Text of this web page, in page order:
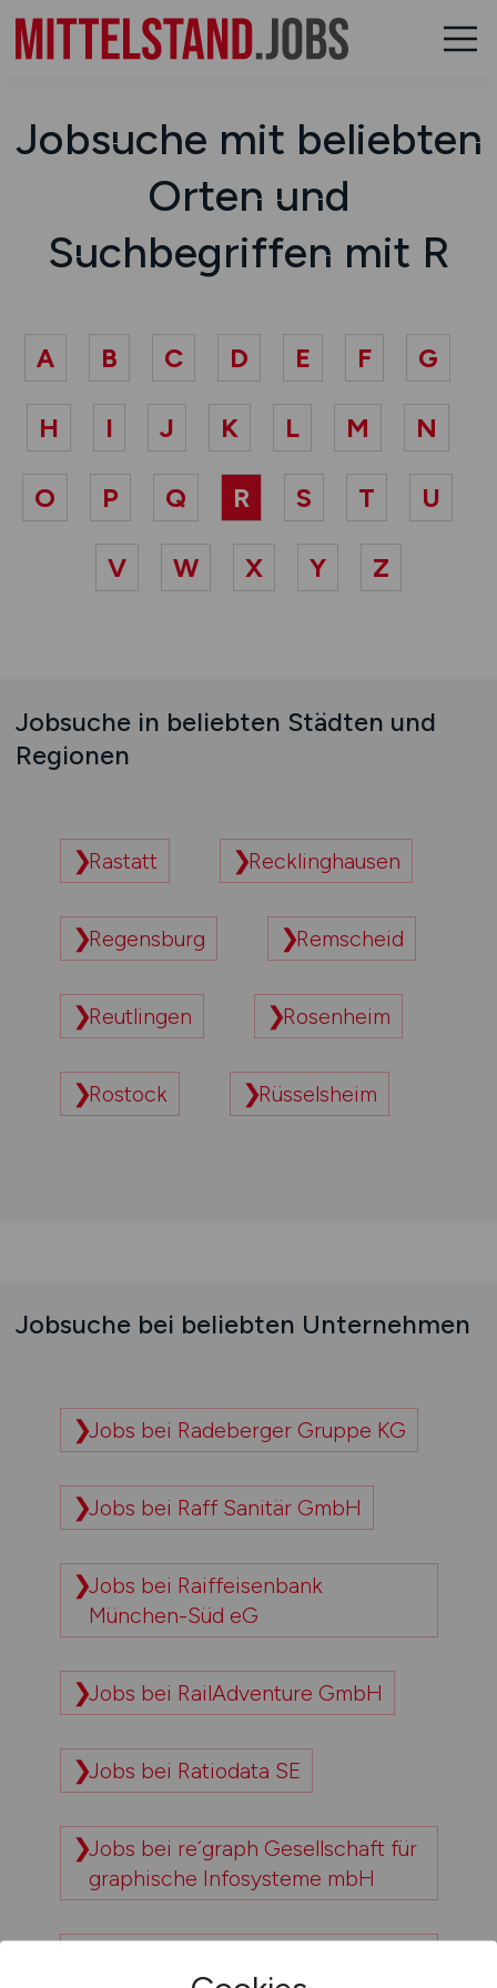
Jobsuche mit beliebten
Orten und
Suchbegriffen mit R
A B C D E F G
H I J K L M N
O P Q R S T U
V W X Y Z
Jobsuche in beliebten Städten und
Regionen
Rastatt Recklinghausen
Regensburg Remscheid
Reutlingen Rosenheim
Rostock Rüsselsheim
Jobsuche bei beliebten Unternehmen
Jobs bei Radeberger Gruppe KG
Jobs bei Raff Sanitär GmbH
Jobs bei Raiffeisenbank
München-Süd eG
Jobs bei RailAdventure GmbH
Jobs bei Ratiodata SE
Jobs bei re´graph Gesellschaft für
graphische Infosysteme mbH